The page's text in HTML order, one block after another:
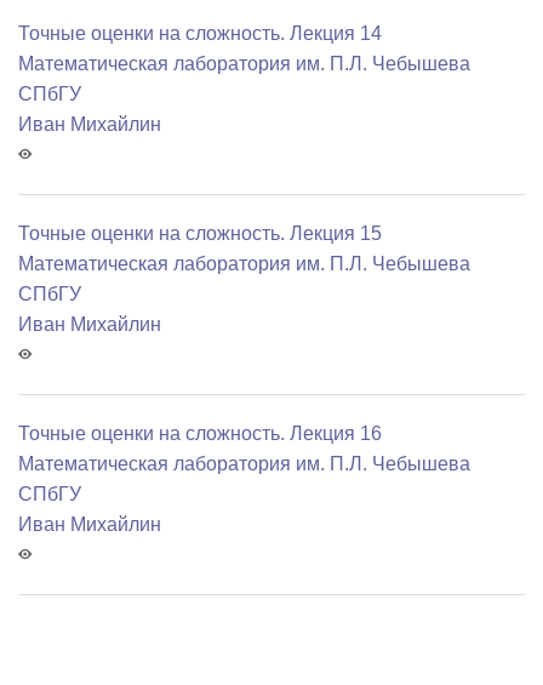
Точные оценки на сложность. Лекция 14
Математичеcкая лаборатория им. П.Л. Чебышева
СПбГУ
Иван Михайлин
Точные оценки на сложность. Лекция 15
Математичеcкая лаборатория им. П.Л. Чебышева
СПбГУ
Иван Михайлин
Точные оценки на сложность. Лекция 16
Математичеcкая лаборатория им. П.Л. Чебышева
СПбГУ
Иван Михайлин